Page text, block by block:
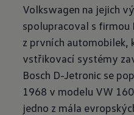
Volkswagen na jejich
spolupracoval s firmou
z prvních automobilek,
vstřikovací systémy
Bosch D-Jetronic se
1968 v modelu VW
jedno z mála